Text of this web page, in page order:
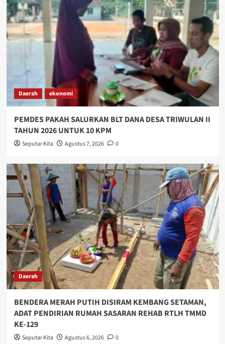
Daerah ekonomi
PEMDES PAKAH SALURKAN BLT DANA DESA TRIWULAN II
TAHUN 2026 UNTUK 10 KPM
Seputar Kita Agustus 7, 2026 0
Daerah
BENDERA MERAH PUTIH DISIRAM KEMBANG SETAMAN,
ADAT PENDIRIAN RUMAH SASARAN REHAB RTLH TMMD
KE-129
Seputar Kita Agustus 6, 2026 0